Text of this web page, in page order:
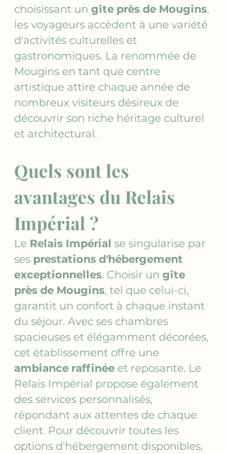
choisissant un gîte près de Mougins,
les voyageurs accèdent à une variété
d'activités culturelles et
gastronomiques. La renommée de
Mougins en tant que centre
artistique attire chaque année de
nombreux visiteurs désireux de
découvrir son riche héritage culturel
et architectural.
Quels sont les
avantages du Relais
Impérial ?
Le Relais Impérial se singularise par
ses prestations d'hébergement
exceptionnelles. Choisir un gîte
près de Mougins, tel que celui-ci,
garantit un confort à chaque instant
du séjour. Avec ses chambres
spacieuses et élégamment décorées,
cet établissement offre une
ambiance raffinée et reposante. Le
Relais Impérial propose également
des services personnalisés,
répondant aux attentes de chaque
client. Pour découvrir toutes les
options d'hébergement disponibles,